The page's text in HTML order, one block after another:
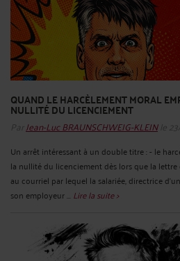
QUAND LE HARCÈLEMENT MORAL
NULLITÉ DU LICENCIEMENT
Par Jean-Luc BRAUNSCHWEIG-KLEINle
Un arrêt intéressant à un double titre : - le
la nullité du licenciement dès lors que la
au courriel par lequel la salariée, directrice
son employeur ... Lire la suite >